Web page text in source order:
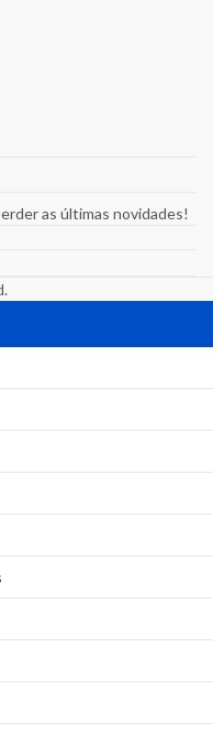
as últimas novidades!